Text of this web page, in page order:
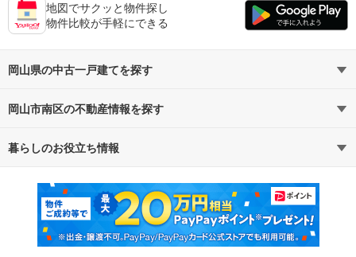
地図でサクッと物件探し
物件比較が手軽にできる
岡山県の中古一戸建てを探す
路線・駅から探す
通勤・通学時間から探す
岡山市南区の不動産情報を探す
不動産・住宅
新築マンション 中古マンション
新築一戸建て 中古一戸建て
暮らしのお役立ち情報
マンションカタログ 教えて！住まいの先生